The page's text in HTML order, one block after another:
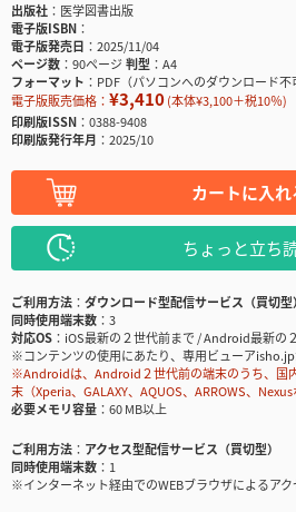
出版社
医学図書出版
電子版ISBN
電子版発売日
2025/11/04
ページ数
90ページ判型
A4
フォーマット
PDF（パソコンへのダウンロード不
電子版販売価格： ¥3,410(本体¥3,100＋税10％)
印刷版ISSN
0388-9408
印刷版発行年月
2025/10
カートに入れ
ちょっと立ち
ご利用方法
ダウンロード型配信サービス（買切型）
同時使用端末数
3
対応OS
iOS最新の２世代前まで / Android最新の
※コンテンツの使用にあたり、専用ビューア
※Androidは、Android２世代前の端末のうち、国
末（Xperia、GALAXY、AQUOS、ARROWS、
必要メモリ容量
60 MB以上
ご利用方法
アクセス型配信サービス（買切型）
同時使用端末数
1
※インターネット経由でのWEBブラウザによるアク